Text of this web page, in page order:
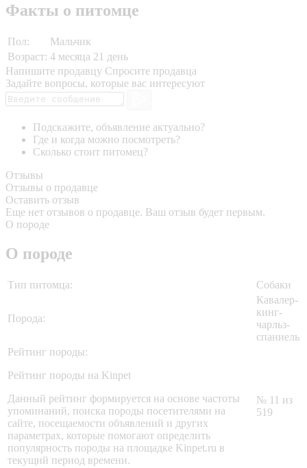
Факты о питомце
Пол:
Мальчик
Возраст: 4 месяца 21 день
Напишите продавцу Спросите продавца
Задайте вопросы, которые вас интересуют
Подскажите, объявление актуально?
Где и когда можно посмотреть?
Сколько стоит питомец?
Отзывы
Отзывы о продавце
Оставить отзыв
Еще нет отзывов о продавце. Ваш отзыв будет первым.
О породе
О породе
Тип питомца: Собаки
Порода:
Кавалер-
кинг-
чарльз-
спаниель
Рейтинг породы:
Рейтинг породы на Kinpet
Данный рейтинг формируется на основе частоты
упоминаний, поиска породы посетителями на
сайте, посещаемости объявлений и других
параметрах, которые помогают определить
популярность породы на площадке Kinpet.ru в
текущий период времени.
№ 11 из
519